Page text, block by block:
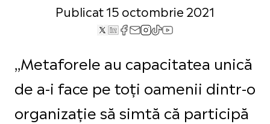
Publicat 15 octombrie 2021
,,Metaforele au capacitatea unică
de a-i face pe toți oamenii dintr-o
organizație să simtă că participă